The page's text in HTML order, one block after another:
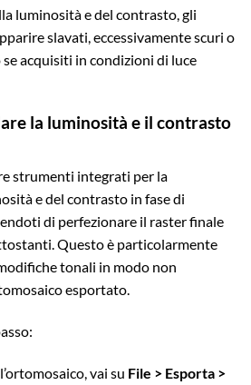
luminosità e del contrasto, gli
slavati, eccessivamente scuri o
acquisiti in condizioni di luce
la luminosità e il contrasto
strumenti integrati per la
e del contrasto in fase di
di perfezionare il raster finale
Questo è particolarmente
tonali in modo non
esportato.
vai su File > Esporta >